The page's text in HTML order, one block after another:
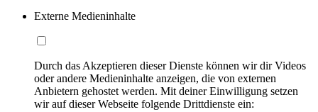
Externe Medieninhalte
Durch das Akzeptieren dieser Dienste können wir dir Videos
oder andere Medieninhalte anzeigen, die von externen
Anbietern gehostet werden. Mit deiner Einwilligung setzen
wir auf dieser Webseite folgende Drittdienste ein: